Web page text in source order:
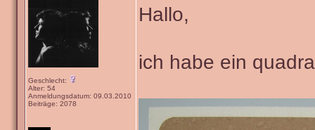
Geschlecht:
Alter: 54
Anmeldungsdatum: 09.03.2010
Beiträge: 2078
Hallo,
ich habe ein